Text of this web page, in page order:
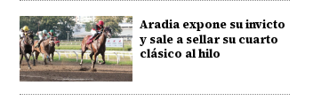
Aradia expone su invicto
y sale a sellar su cuarto
clásico al hilo